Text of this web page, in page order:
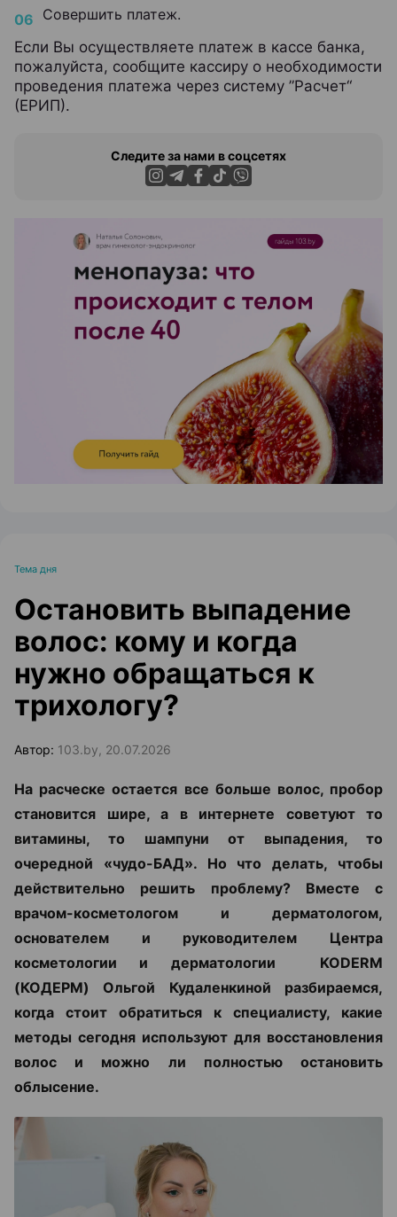
Совершить платеж.
Если Вы осуществляете платеж в кассе банка,
пожалуйста, сообщите кассиру о необходимости
проведения платежа через систему ”Расчет“
(ЕРИП).
Следите за нами в соцсетях
ЭФФЕКТИВНАЯ РЕКЛАМА НА САЙТЕ
Тема дня
Остановить выпадение
волос: кому и когда
нужно обращаться к
трихологу?
Автор: 103.by, 20.07.2026
На расческе остается все больше волос, пробор
становится шире, а в интернете советуют то
витамины, то шампуни от выпадения, то
очередной «чудо-БАД». Но что делать, чтобы
действительно решить проблему? Вместе с
врачом-косметологом и дерматологом,
основателем и руководителем Центра
косметологии и дерматологии KODERM
(КОДЕРМ) Ольгой Кудаленкиной разбираемся,
когда стоит обратиться к специалисту, какие
методы сегодня используют для восстановления
волос и можно ли полностью остановить
облысение.